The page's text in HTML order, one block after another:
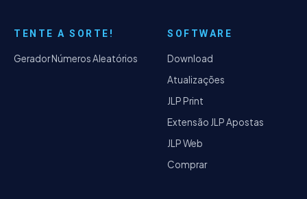
TENTE A SORTE!
Gerador Números Aleatórios
SOFTWARE
Download
Atualizações
JLP Print
Extensão JLP Apostas
JLP Web
Comprar